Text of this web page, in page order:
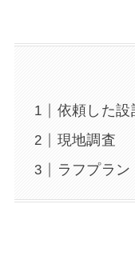
依頼した設
現地調査
ラフプラン